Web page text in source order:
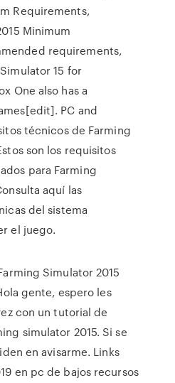
Requirements,
Minimum
requirements,
15 for
One also has a
PC and
técnicos de Farming
son los requisitos
para Farming
aquí las
del sistema
el juego.
Simulator 2015
gente, espero les
con un tutorial de
simulator 2015. Si se
en avisarme. Links
en pc de bajos recursos